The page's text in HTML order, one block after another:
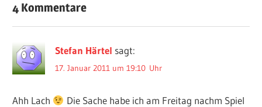
4 Kommentare
Stefan Härtel sagt:
17. Januar 2011 um 19:10 Uhr
Ahh Lach
Die Sache habe ich am Freitag nachm Spiel